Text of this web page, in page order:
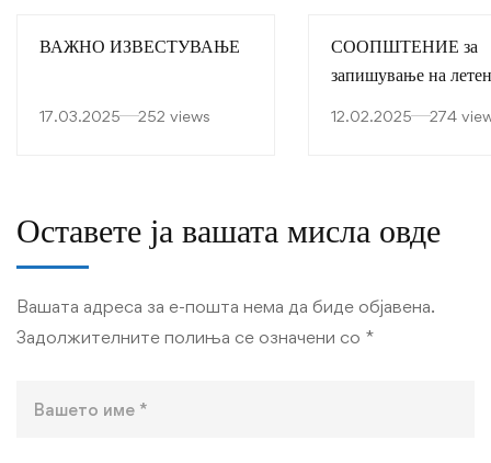
ВАЖНО ИЗВЕСТУВАЊЕ
17.03.2025 252 views
СООПШТЕНИЕ за
запишување на летен
12.02.2025 274
Оставете ја вашата мисла овде
Вашата адреса за е-пошта нема да биде објавена.
Задолжителните полиња се означени со *